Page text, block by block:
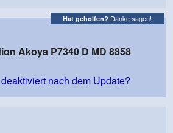
Hat geholfen? Danke sagen!
Akoya P7340 D MD 8858
nach dem Update?